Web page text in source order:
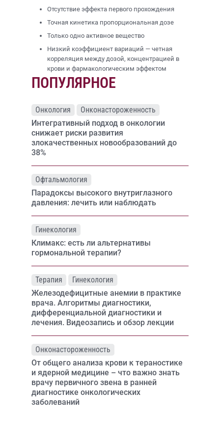
Отсутствие эффекта первого прохождения
Точная кинетика пропорциональная дозе
Только одно активное вещество
Низкий коэффициент вариаций — четная
корреляция между дозой, концентрацией в
крови и фармакологическим эффектом
ПОПУЛЯРНОЕ
Онкология
Онконастороженность
Интегративный подход в онкологии
снижает риски развития
злокачественных новообразований до
38%
Офтальмология
Парадоксы высокого внутриглазного
давления: лечить или наблюдать
Гинекология
Климакс: есть ли альтернативы
гормональной терапии?
Терапия
Гинекология
Железодефицитные анемии в практике
врача. Алгоритмы диагностики,
дифференциальной диагностики и
лечения. Видеозапись и обзор лекции
Онконастороженность
От общего анализа крови к тераностике
и ядерной медицине – что важно знать
врачу первичного звена в ранней
диагностике онкологических
заболеваний